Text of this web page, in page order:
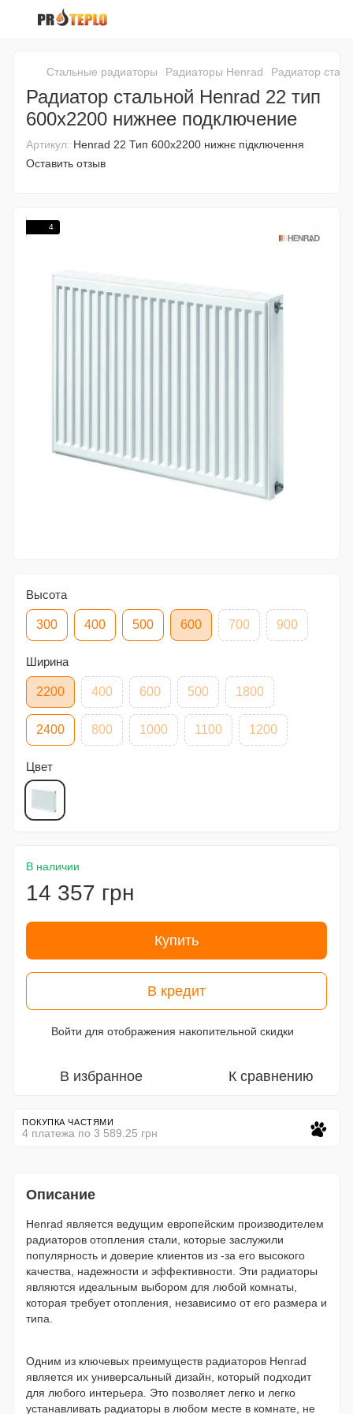
Стальные радиаторы Радиаторы Henrad Радиатор
Радиатор стальной Henrad 22 тип
600х2200 нижнее подключение
Артикул: Henrad 22 Тип 600x2200 нижнє підключення
Оставить отзыв
4
Высота
300 400 500 600 700 900
Ширина
2200 400 600 500 1800
2400 800 1000 1100 1200
Цвет
В наличии
14 357 грн
Купить
В кредит
Войти для отображения накопительной скидки
В избранное К сравнению
ПОКУПКА ЧАСТЯМИ
4 платежа по 3 589.25 грн
Описание
Henrad является ведущим европейским производителем
радиаторов отопления стали, которые заслужили
популярность и доверие клиентов из -за его высокого
качества, надежности и эффективности. Эти радиаторы
являются идеальным выбором для любой комнаты,
которая требует отопления, независимо от его размера и
типа.
Одним из ключевых преимуществ радиаторов Henrad
является их универсальный дизайн, который подходит
для любого интерьера. Это позволяет легко и легко
устанавливать радиаторы в любом месте в комнате, не